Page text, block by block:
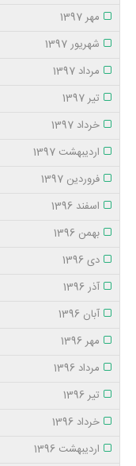
مهر 1397
شهریور 1397
مرداد 1397
تیر 1397
خرداد 1397
اردیبهشت 1397
فروردین 1397
اسفند 1396
بهمن 1396
دی 1396
آذر 1396
آبان 1396
مهر 1396
مرداد 1396
تیر 1396
خرداد 1396
اردیبهشت 1396